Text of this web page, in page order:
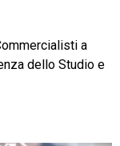
a
dello Studio e